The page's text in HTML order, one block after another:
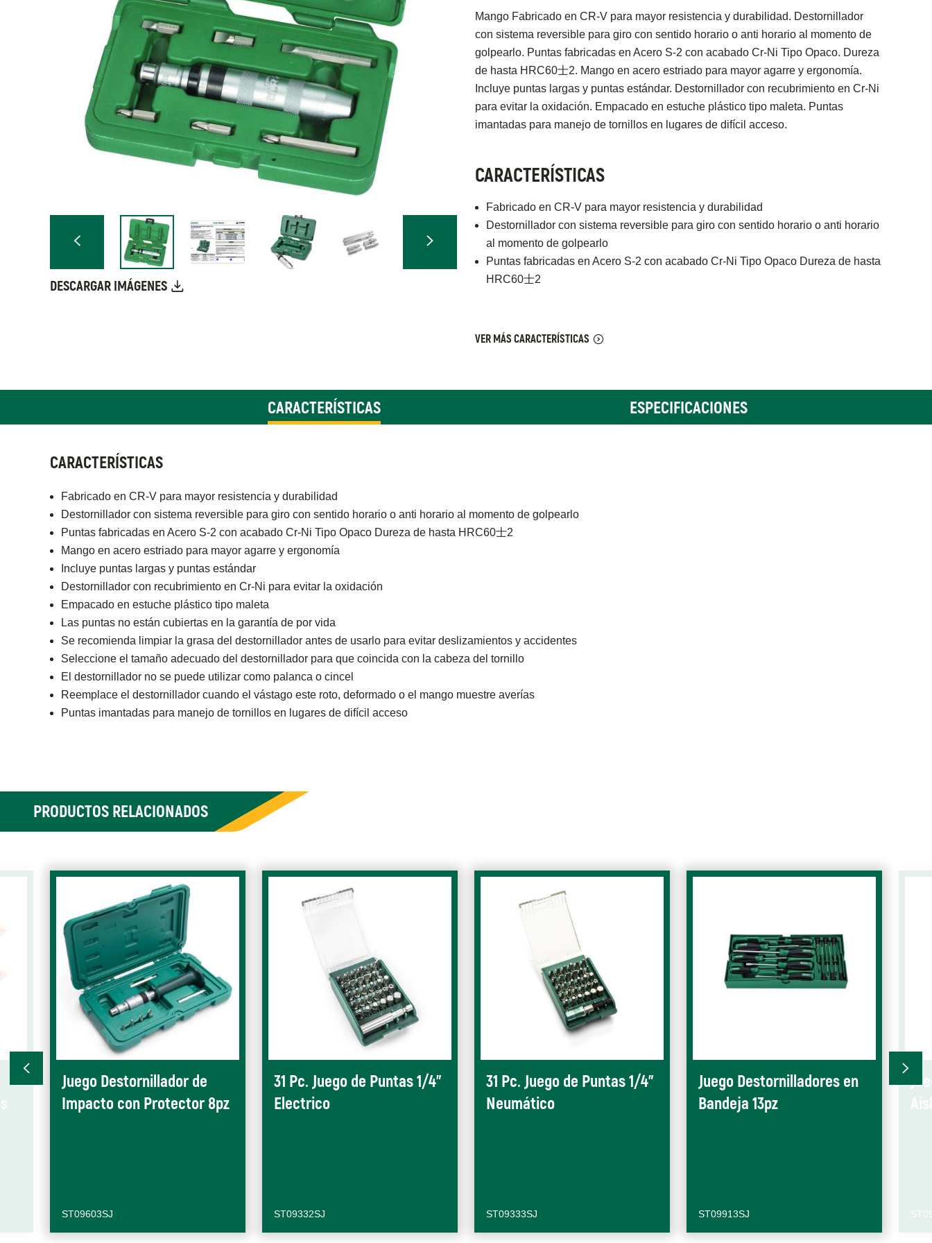
DESCARGAR IMÁGENES
Mango Fabricado en CR-V para mayor resistencia y durabilidad. Destornillador
con sistema reversible para giro con sentido horario o anti horario al momento de
golpearlo. Puntas fabricadas en Acero S-2 con acabado Cr-Ni Tipo Opaco. Dureza
de hasta HRC60士2. Mango en acero estriado para mayor agarre y ergonomía.
Incluye puntas largas y puntas estándar. Destornillador con recubrimiento en Cr-Ni
para evitar la oxidación. Empacado en estuche plástico tipo maleta. Puntas
imantadas para manejo de tornillos en lugares de difícil acceso.
CARACTERÍSTICAS
Fabricado en CR-V para mayor resistencia y durabilidad
Destornillador con sistema reversible para giro con sentido horario o anti horario
al momento de golpearlo
Puntas fabricadas en Acero S-2 con acabado Cr-Ni Tipo Opaco Dureza de hasta
HRC60士2
VER MÁS CARACTERÍSTICAS
CARACTERÍSTICAS ESPECIFICACIONES
CARACTERÍSTICAS
Fabricado en CR-V para mayor resistencia y durabilidad
Destornillador con sistema reversible para giro con sentido horario o anti horario al momento de golpearlo
Puntas fabricadas en Acero S-2 con acabado Cr-Ni Tipo Opaco Dureza de hasta HRC60士2
Mango en acero estriado para mayor agarre y ergonomía
Incluye puntas largas y puntas estándar
Destornillador con recubrimiento en Cr-Ni para evitar la oxidación
Empacado en estuche plástico tipo maleta
Las puntas no están cubiertas en la garantía de por vida
Se recomienda limpiar la grasa del destornillador antes de usarlo para evitar deslizamientos y accidentes
Seleccione el tamaño adecuado del destornillador para que coincida con la cabeza del tornillo
El destornillador no se puede utilizar como palanca o cincel
Reemplace el destornillador cuando el vástago este roto, deformado o el mango muestre averías
Puntas imantadas para manejo de tornillos en lugares de difícil acceso
PRODUCTOS RELACIONADOS
Juego Destornillador de
Impacto con Protector 8pz
ST09603SJ
31 Pc. Juego de Puntas 1/4"
Electrico
ST09332SJ
31 Pc. Juego de Puntas 1/4"
Neumático
ST09333SJ
Juego Destornilladores en
Bandeja 13pz
ST09913SJ